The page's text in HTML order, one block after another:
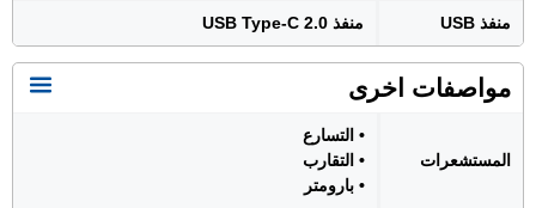
منفذ USB منفذ USB Type-C 2.0
مواصفات اخرى
المستشعرات
• التسارع
• التقارب
• بارومتر